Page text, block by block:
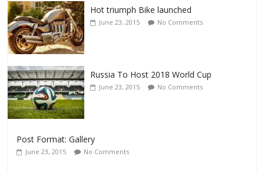
Hot triumph Bike launched
June 23, 2015 No Comments
Russia To Host 2018 World Cup
June 23, 2015 No Comments
Post Format: Gallery
June 23, 2015 No Comments